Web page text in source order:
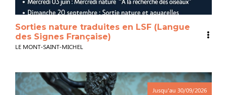
Sorties nature traduites en LSF (Langue
des Signes Française)
LE MONT-SAINT-MICHEL
Jusqu'au 30/09/2026